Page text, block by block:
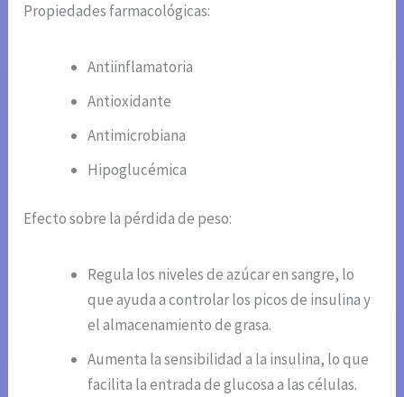
Propiedades farmacológicas:
Antiinflamatoria
Antioxidante
Antimicrobiana
Hipoglucémica
Efecto sobre la pérdida de peso:
Regula los niveles de azúcar en sangre, lo
que ayuda a controlar los picos de insulina y
el almacenamiento de grasa.
Aumenta la sensibilidad a la insulina, lo que
facilita la entrada de glucosa a las células.